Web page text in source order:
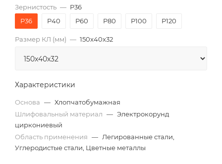
Зернистость — P36
P36
P40 P60 P80 P100 P120
Размер КЛ (мм) — 150x40x32
Характеристики
Основа — Хлопчатобумажная
Шлифовальный материал — Электрокорунд
циркониевый
Область применения — Легированные стали,
Углеродистые стали, Цветные металлы